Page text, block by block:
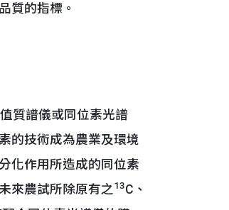
質的指標。
質譜儀或同位素光譜
的技術成為農業及環境
化作用所造成的同位素
來農試所除原有之 13C、